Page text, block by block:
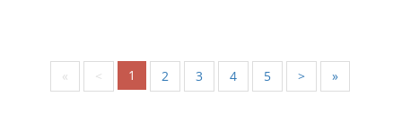
« < 1 2 3 4 5 > »